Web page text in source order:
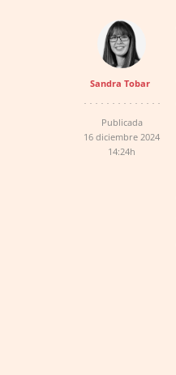
Sandra Tobar
Publicada
16 diciembre 2024
14:24h